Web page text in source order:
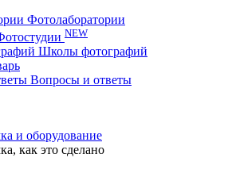
Фотолаборатории
NEW
Школы фотографий
Вопросы и ответы
и оборудование
как это сделано